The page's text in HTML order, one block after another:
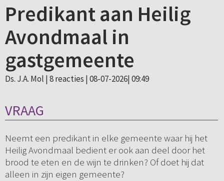
Predikant aan Heilig
Avondmaal in
gastgemeente
Ds. J.A. Mol | 8 reacties | 08-07-2026| 09:49
VRAAG
Neemt een predikant in elke gemeente waar hij het
Heilig Avondmaal bedient er ook aan deel door het
brood te eten en de wijn te drinken? Of doet hij dat
alleen in zijn eigen gemeente?